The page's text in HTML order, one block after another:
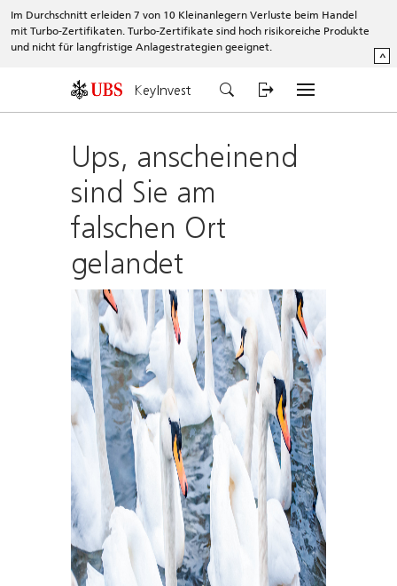
Im Durchschnitt erleiden 7 von 10 Kleinanlegern Verluste beim Handel
mit Turbo-Zertifikaten. Turbo-Zertifikate sind hoch risikoreiche Produkte
und nicht für langfristige Anlagestrategien geeignet.
^
KeyInvest
Ups, anscheinend
sind Sie am
falschen Ort
gelandet